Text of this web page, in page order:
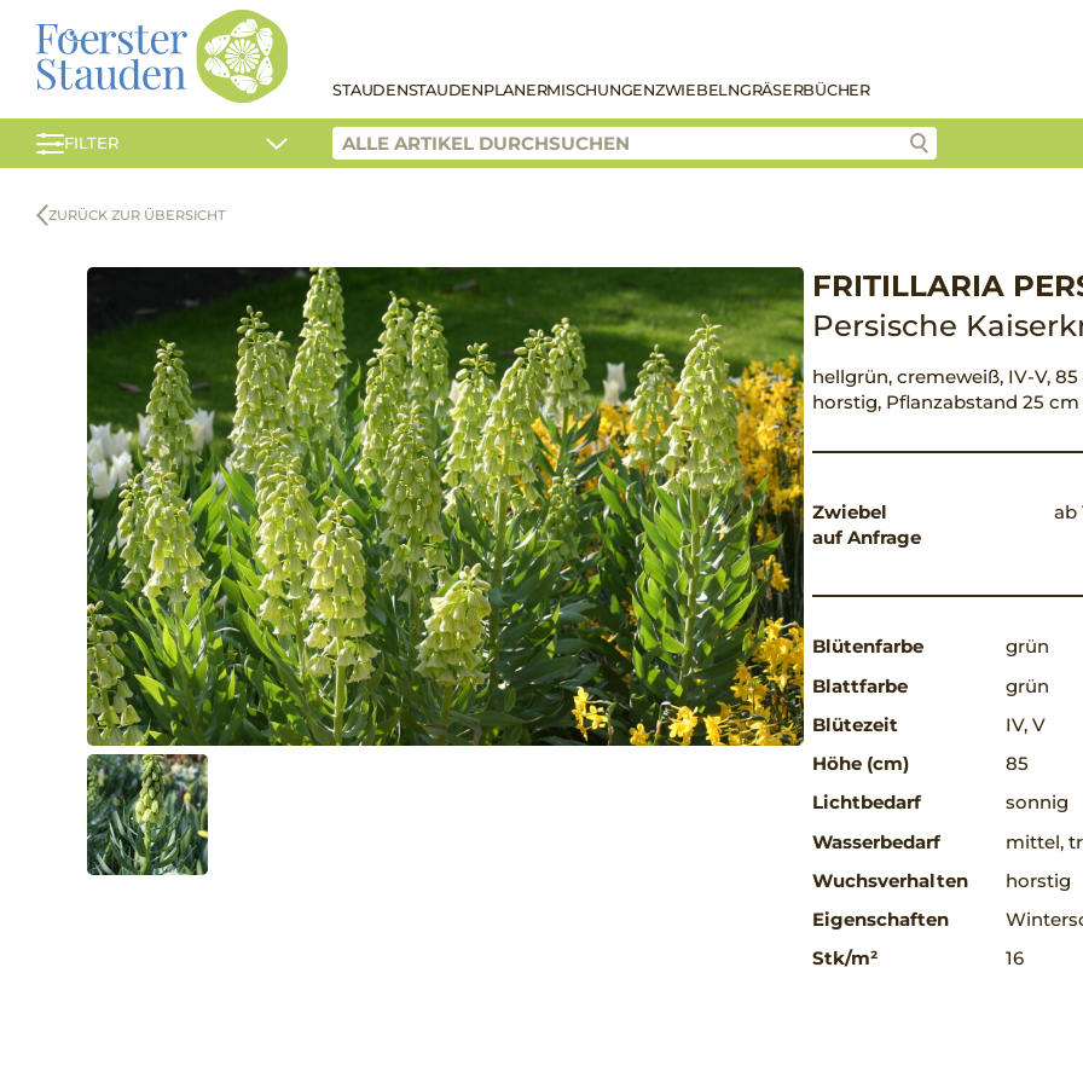
STAUDENSTAUDENPLANERMISCHUNGENZWIEBELNGRÄSERBÜCHER
FILTER
ZURÜCK ZUR ÜBERSICHT
FRITILLARIA
Persische
hellgrün, cremeweiß, IV-V,
horstig, Pflanzabstand 25 cm
Zwiebel
auf Anfrage
ab
Blütenfarbe
grün
Blattfarbe
grün
Blütezeit
IV, V
Höhe (cm)
85
Lichtbedarf
sonnig
Wasserbedarf
mittel,
Wuchsverhalten
horstig
Eigenschaften
Stk/m²
16